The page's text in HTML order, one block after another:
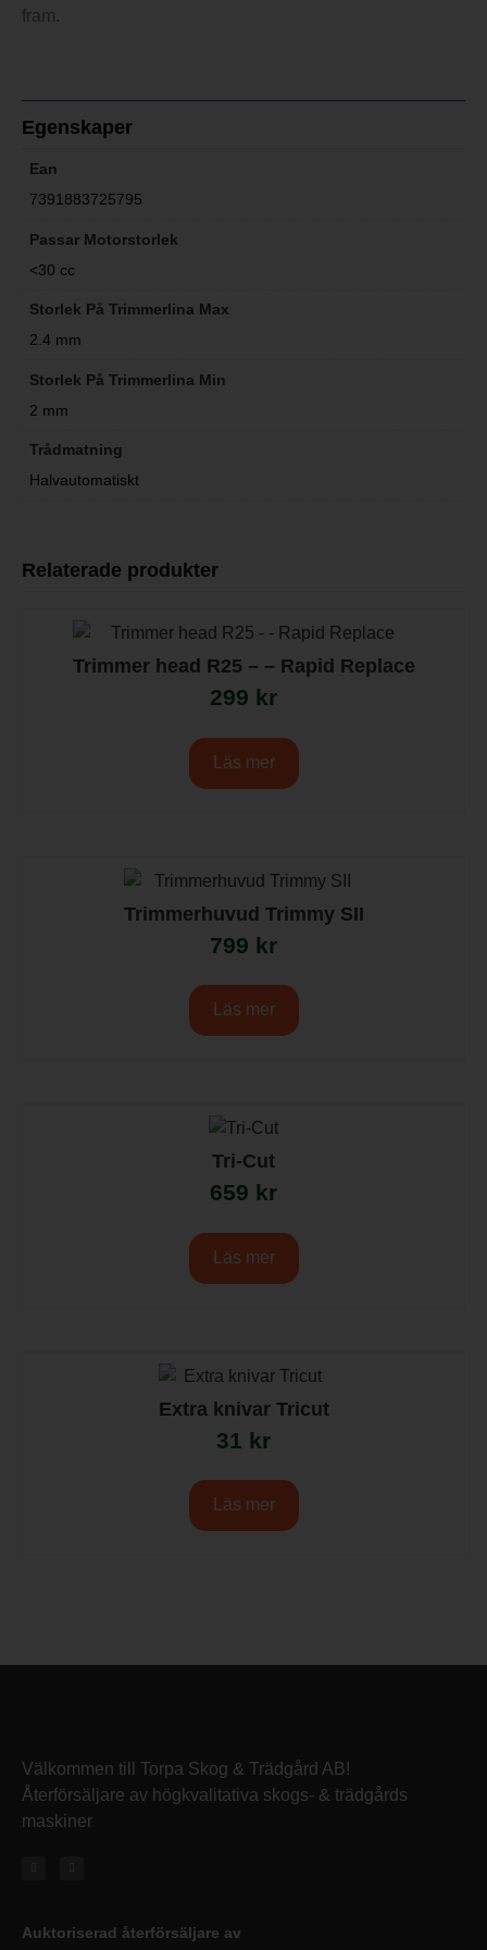
fram.
Egenskaper
Ean
7391883725795
Passar Motorstorlek
<30 cc
Storlek På Trimmerlina Max
2.4 mm
Storlek På Trimmerlina Min
2 mm
Trådmatning
Halvautomatiskt
Relaterade produkter
Trimmer head R25 – – Rapid Replace
299 kr
Läs mer
Trimmerhuvud Trimmy SII
799 kr
Läs mer
Tri-Cut
659 kr
Läs mer
Extra knivar Tricut
31 kr
Läs mer
Välkommen till Torpa Skog & Trädgård AB!
Återförsäljare av högkvalitativa skogs- & trädgårds
maskiner
Auktoriserad återförsäljare av